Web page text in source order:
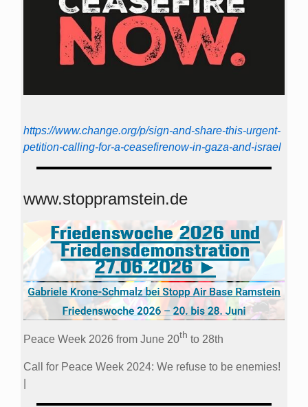
https://www.change.org/p/sign-and-share-this-urgent-
petition-calling-for-a-ceasefirenow-in-gaza-and-israel
www.stoppramstein.de
Peace Week 2026 from June 20th to 28th
Call for Peace Week 2024: We refuse to be enemies!